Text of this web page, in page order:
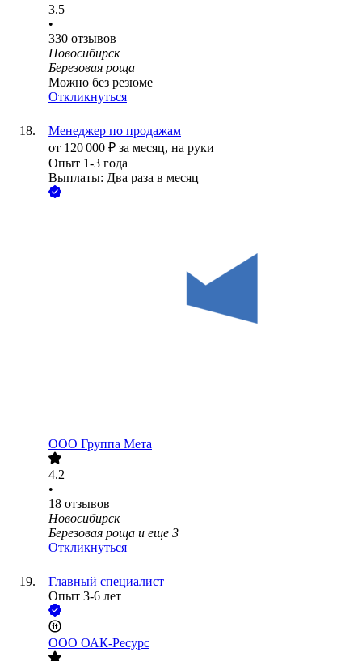
3.5
•
330 отзывов
Новосибирск
Березовая роща
Можно без резюме
Откликнуться
Менеджер по продажам
от 120 000 ₽ за месяц, на руки
Опыт 1-3 года
Выплаты: Два раза в месяц
ООО Группа Мета
4.2
•
18 отзывов
Новосибирск
Березовая роща и еще 3
Откликнуться
Главный специалист
Опыт 3-6 лет
ООО ОАК-Ресурс